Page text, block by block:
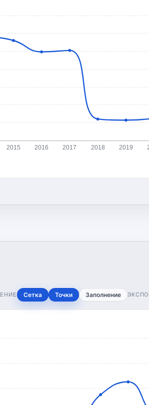
2015 2016 2017 2018 2019
Сетка Точки Заполнение